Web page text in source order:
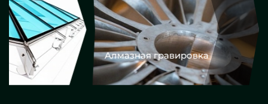
Алмазная гравировка